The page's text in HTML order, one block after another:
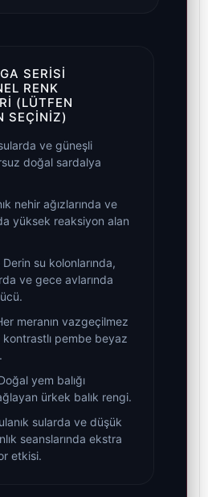
SERISI
RENK
(LÜTFEN
SEÇINIZ)
ve güneşli
doğal sardalya
nehir ağızlarında ve
yüksek reaksiyon alan
Derin su kolonlarında,
ve gece avlarında
meranın vazgeçilmez
pembe beyaz
yem balığı
ürkek balık rengi.
sularda ve düşük
seanslarında ekstra
etkisi.